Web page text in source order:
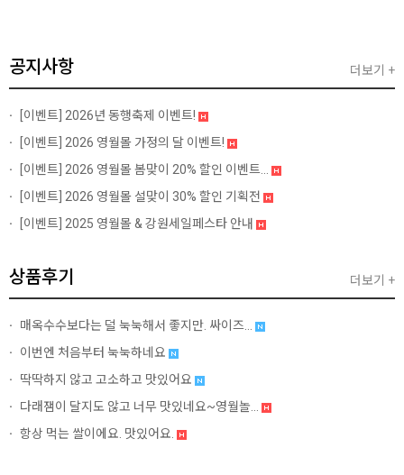
공지사항
[이벤트] 2026년 동행축제 이벤트!
[이벤트] 2026 영월몰 가정의 달 이벤트!
[이벤트] 2026 영월몰 봄맞이 20% 할인 이벤트...
[이벤트] 2026 영월몰 설맞이 30% 할인 기획전
[이벤트] 2025 영월몰 & 강원세일페스타 안내
더보기 +
상품후기
매옥수수보다는 덜 눅눅해서 좋지만. 싸이즈...
이번엔 처음부터 눅눅하네요
딱딱하지 않고 고소하고 맛있어요
다래잼이 달지도 않고 너무 맛있네요~영월놀...
항상 먹는 쌀이에요. 맛있어요.
더보기 +